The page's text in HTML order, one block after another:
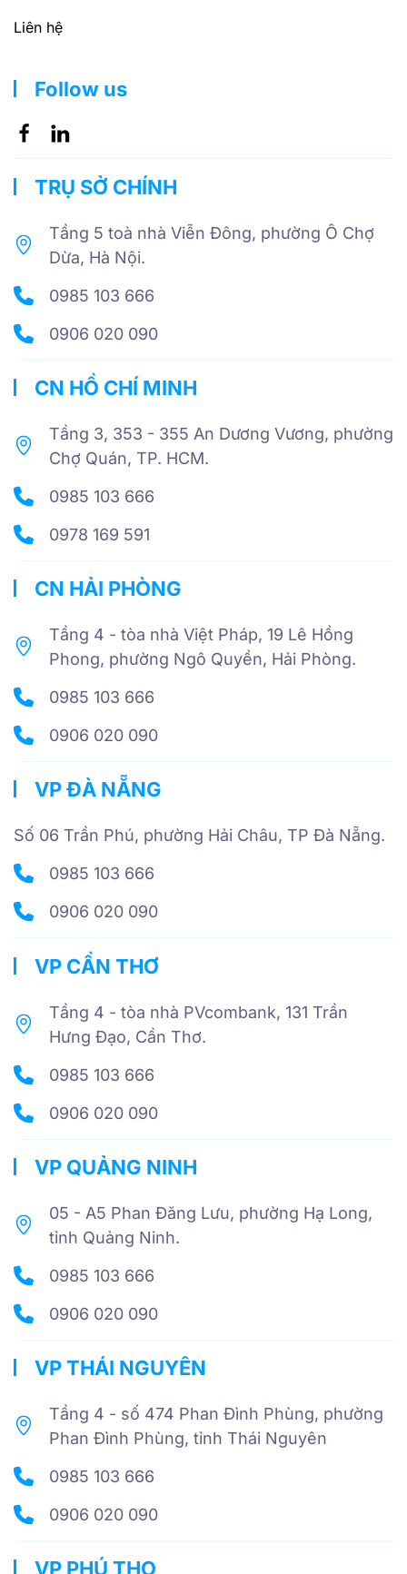
Liên hệ
Follow us
TRỤ SỞ CHÍNH
Tầng 5 toà nhà Viễn Đông, phường Ô Chợ
Dừa, Hà Nội.
0985 103 666
0906 020 090
CN HỒ CHÍ MINH
Tầng 3, 353 - 355 An Dương Vương, phường
Chợ Quán, TP. HCM.
0985 103 666
0978 169 591
CN HẢI PHÒNG
Tầng 4 - tòa nhà Việt Pháp, 19 Lê Hồng
Phong, phường Ngô Quyền, Hải Phòng.
0985 103 666
0906 020 090
VP ĐÀ NẴNG
Số 06 Trần Phú, phường Hải Châu, TP Đà Nẵng.
0985 103 666
0906 020 090
VP CẦN THƠ
Tầng 4 - tòa nhà PVcombank, 131 Trần
Hưng Đạo, Cần Thơ.
0985 103 666
0906 020 090
VP QUẢNG NINH
05 - A5 Phan Đăng Lưu, phường Hạ Long,
tỉnh Quảng Ninh.
0985 103 666
0906 020 090
VP THÁI NGUYÊN
Tầng 4 - số 474 Phan Đình Phùng, phường
Phan Đình Phùng, tỉnh Thái Nguyên
0985 103 666
0906 020 090
VP PHÚ THỌ